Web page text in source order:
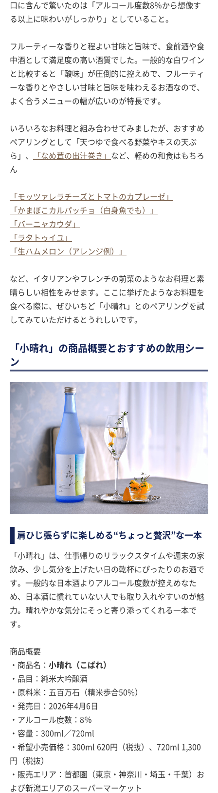
口に含んで驚いたのは「アルコール度数8％から想像す
る以上に味わいがしっかり」としていること。
フルーティーな香りと程よい甘味と旨味で、食前酒や食
中酒として満足度の高い酒質でした。一般的な白ワイン
と比較すると「酸味」が圧倒的に控えめで、フルーティ
ーな香りとやさしい甘味と旨味を味わえるお酒なので、
よく合うメニューの幅が広いのが特長です。
いろいろなお料理と組み合わせてみましたが、おすすめ
ペアリングとして「天つゆで食べる野菜やキスの天ぷ
ら」、
「なめ茸の出汁巻き」 など、軽めの和食はもちろ
ん
「モッツァレラチーズとトマトのカプレーゼ」
「かまぼこカルパッチョ（白身魚でも）」
「バーニャカウダ」
「ラタトゥイユ」
「生ハムメロン（アレンジ例）」
など、イタリアンやフレンチの前菜のようなお料理と素
晴らしい相性をみせます。ここに挙げたようなお料理を
食べる際に、ぜひいちど「小晴れ」とのペアリングを試
してみていただけるとうれしいです。
「小晴れ」の商品概要とおすすめの飲用シー
ン
肩ひじ張らずに楽しめる“ちょっと贅沢”な一本
「小晴れ」は、仕事帰りのリラックスタイムや週末の家
飲み、少し気分を上げたい日の乾杯にぴったりのお酒で
す。一般的な日本酒よりアルコール度数が控えめなた
め、日本酒に慣れていない人でも取り入れやすいのが魅
力。晴れやかな気分にそっと寄り添ってくれる一本で
す。
商品概要
・商品名： 小晴れ（こばれ）
・品目：純米大吟醸酒
・原料米：五百万石（精米歩合50%）
・発売日：2026年4月6日
・アルコール度数：8％
・容量：300ml／720ml
・希望小売価格：300ml 620円（税抜）、720ml 1,300
円（税抜）
・販売エリア：首都圏（東京・神奈川・埼玉・千葉）お
よび新潟エリアのスーパーマーケット